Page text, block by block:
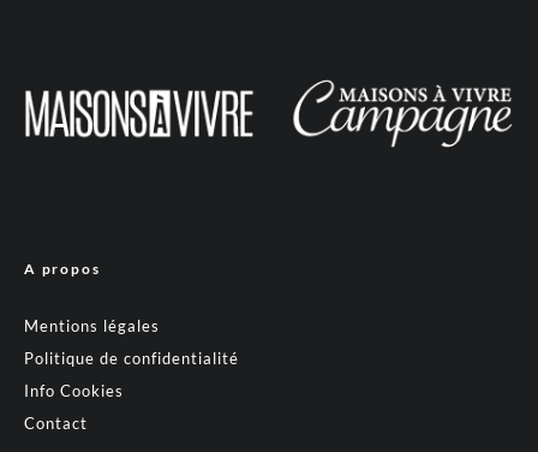
A propos
Mentions légales
Politique de confidentialité
Info Cookies
Contact